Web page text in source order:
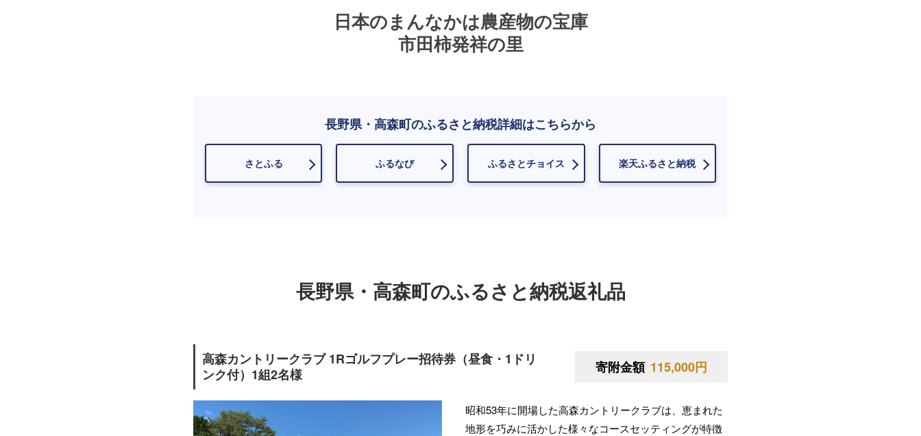
日本のまんなかは農産物の宝庫
市田柿発祥の里
長野県・高森町のふるさと納税詳細はこちらから
さとふる ふるなび ふるさとチョイス 楽天ふるさと納税
長野県・高森町のふるさと納税返礼品
高森カントリークラブ 1Rゴルフプレー招待券（昼食・1ドリ
ンク付）1組2名様
寄附金額 115,000円
昭和53年に開場した高森カントリークラブは、恵まれた
地形を巧みに活かした様々なコースセッティングが特徴